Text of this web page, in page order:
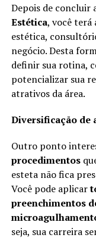
Depois de concluir
Estética, você terá
estética,
negócio. Desta
definir sua rotina,
potencializar sua
atrativos da área.
Diversificação de
Outro ponto
procedimentos
esteta não fica
Você pode aplicar
preenchimentos
seja, sua carreira